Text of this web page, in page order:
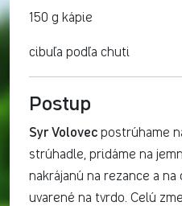
150 g kápie
cibuľa podľa chuti
Postup
Syr Volovec postrúhame
strúhadle, pridáme na
nakrájanú na rezance a na
uvarené na tvrdo. Celú